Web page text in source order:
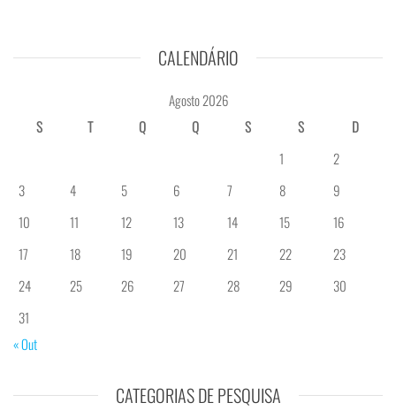
CALENDÁRIO
Agosto 2026
S
T Q Q S S
D
1
2
3
4 5 6 7 8
9
10
11 12 13 14 15
16
17
18 19 20 21 22
23
24
25 26 27 28 29
30
31
« Out
CATEGORIAS DE PESQUISA